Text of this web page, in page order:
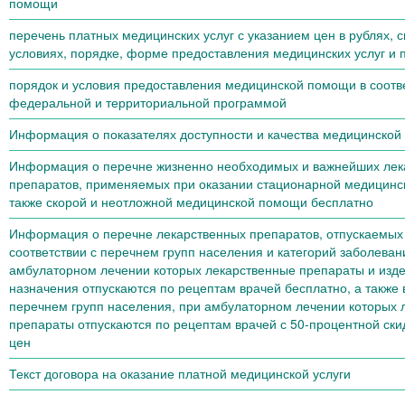
перечень платных медицинских услуг с указанием цен в рублях,
условиях, порядке, форме предоставления медицинских услуг и
порядок и условия предоставления медицинской помощи в
федеральной и территориальной программой
Информация о показателях доступности и качества
Информация о перечне жизненно необходимых и важнейших
препаратов, применяемых при оказании стационарной
также скорой и неотложной медицинской помощи бесплатно
Информация о перечне лекарственных препаратов,
соответствии с перечнем групп населения и категорий
амбулаторном лечении которых лекарственные препараты и
назначения отпускаются по рецептам врачей бесплатно, а также
перечнем групп населения, при амбулаторном лечении которых
препараты отпускаются по рецептам врачей с 50-процентной
цен
Текст договора на оказание платной медицинской услуги